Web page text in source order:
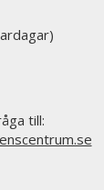
till: